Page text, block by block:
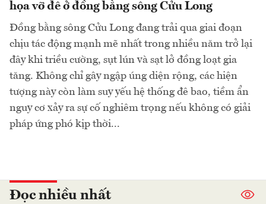
họa vỡ đê ở đồng bằng sông Cửu Long
Đồng bằng sông Cửu Long đang trải qua giai đoạn
chịu tác động mạnh mẽ nhất trong nhiều năm trở lại
đây khi triều cường, sụt lún và sạt lở đồng loạt gia
tăng. Không chỉ gây ngập úng diện rộng, các hiện
tượng này còn làm suy yếu hệ thống đê bao, tiềm ẩn
nguy cơ xảy ra sự cố nghiêm trọng nếu không có giải
pháp ứng phó kịp thời...
Đọc nhiều nhất